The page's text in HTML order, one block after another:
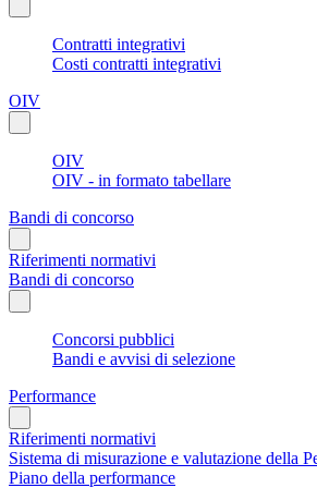
Contratti integrativi
Costi contratti integrativi
OIV
OIV
OIV - in formato tabellare
Bandi di concorso
Riferimenti normativi
Bandi di concorso
Concorsi pubblici
Bandi e avvisi di selezione
Performance
Riferimenti normativi
Sistema di misurazione e valutazione della
Piano della performance